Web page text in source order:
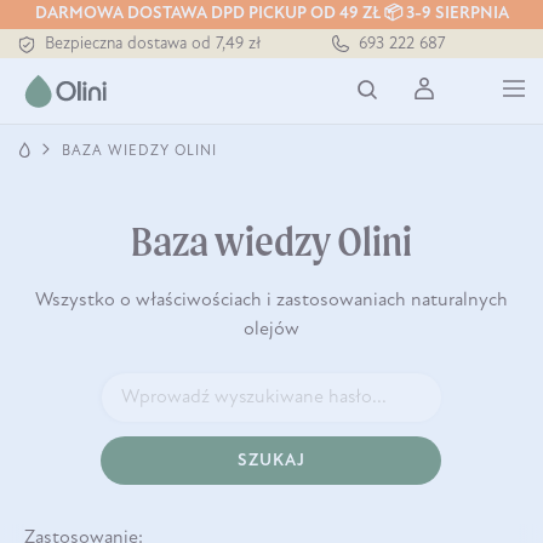
DARMOWA DOSTAWA DPD PICKUP OD 49 ZŁ 📦 3-9 SIERPNIA
Bezpieczna dostawa od 7,49 zł
Darmowa dostawa od 199 zł
Tłoczony zawsze na zimno
693 222 687
BAZA WIEDZY OLINI
Baza wiedzy Olini
Wszystko o właściwościach i zastosowaniach naturalnych
olejów
SZUKAJ
Zastosowanie: